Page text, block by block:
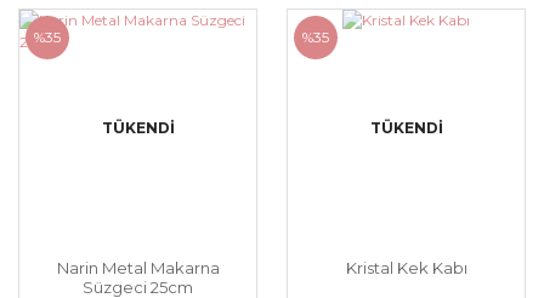
%35
TÜKENDİ
Narin Metal Makarna
Süzgeci 25cm
%35
TÜKENDİ
Kristal Kek Kabı